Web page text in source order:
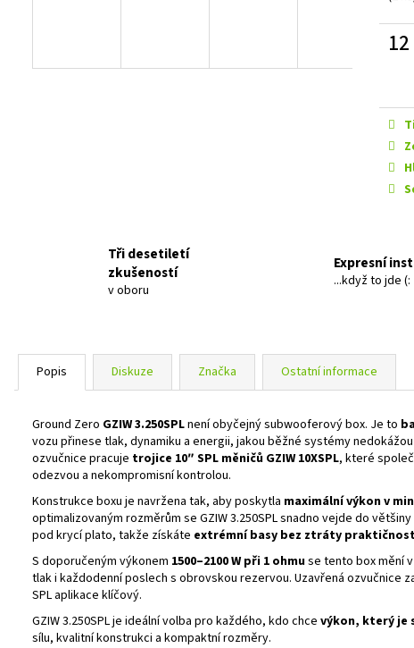
Tři desetiletí
zkušeností
v oboru
Expresní
...když to jde (:
Popis Diskuze Značka Ostatní informace
Ground Zero GZIW 3.250SPLnení obyčejný subwooferový box. Je to
vozu přinese tlak, dynamiku a energii, jakou běžné systémy
ozvučnice pracuje trojice 10″ SPL měničů GZIW 10XSPL, které
odezvou a nekompromisní kontrolou.
Konstrukce boxu je navržena tak, aby poskytla maximální výkon v
optimalizovaným rozměrům se GZIW 3.250SPL snadno vejde do
pod krycí plato, takže získáte extrémní basy bez ztráty
S doporučeným výkonem 1500–2100 W při 1 ohmuse tento box mění
tlak i každodenní poslech s obrovskou rezervou. Uzavřená
SPL aplikace klíčový.
GZIW 3.250SPL je ideální volba pro každého, kdo chce výkon, který
sílu, kvalitní konstrukci a kompaktní rozměry.